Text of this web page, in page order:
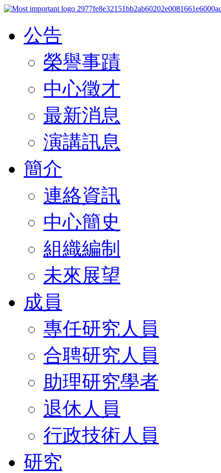
公告
榮譽事蹟
中心徵才
最新消息
演講訊息
簡介
連絡資訊
中心簡史
組織編制
未來展望
成員
專任研究人員
合聘研究人員
助理研究學者
退休人員
行政技術人員
研究